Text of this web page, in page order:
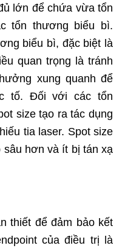
lớn để chứa vừa tổn
tổn thương biểu bì.
biểu bì, đặc biệt là
quan trọng là tránh
xung quanh để
tố. Đối với các tổn
size tạo ra tác dụng
tia laser. Spot size
sâu hơn và ít bị tán xạ
thiết để đảm bảo kết
của điều trị là